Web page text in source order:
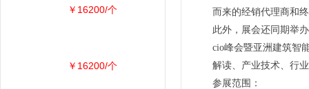
而来的经销代理商和
此外，展会还同期举
cio峰会暨亚洲建筑智
解读、产业技术、行
参展范围：
￥16200/个
￥16200/个